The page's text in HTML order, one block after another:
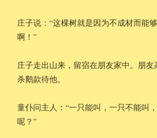
庄子说：“这棵树就是因为不成材而能
啊！”
庄子走出山来，留宿在朋友家中。朋
杀鹅款待他。
童仆问主人：“一只能叫，一只不能叫
呢？”